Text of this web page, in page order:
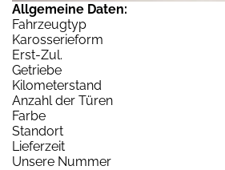
Allgemeine Daten:
Fahrzeugtyp
Karosserieform
Erst-Zul.
Getriebe
Kilometerstand
Anzahl der Türen
Farbe
Standort
Lieferzeit
Unsere Nummer